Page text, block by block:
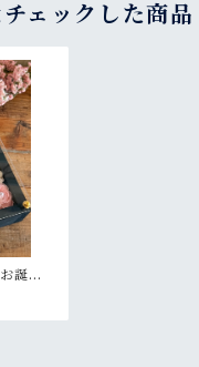
ェックした商品
誕生
れ】
レン
〈白ピ